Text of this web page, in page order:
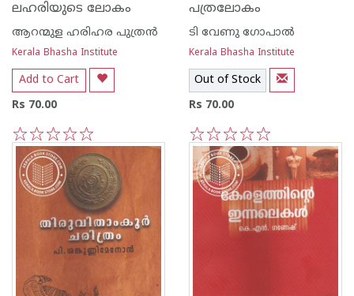
ലഹരിയുടെ ലോകം
ആറന്മുള ഹരിഹര പുത്രന്‍
Kerala Bhasha Institute
Add to Cart
Rs 70.00
5
4
3
2
1
പത്രലോകം
ടി വേണു ഗോപാല്‍
Kerala Bhasha Institute
Out of Stock
Rs 70.00
5
4
3
2
1